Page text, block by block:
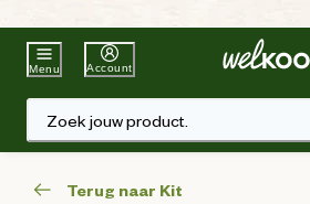
Beste Winkelketen
Menu Account
Zoek jouw product.
Terug naar Kit